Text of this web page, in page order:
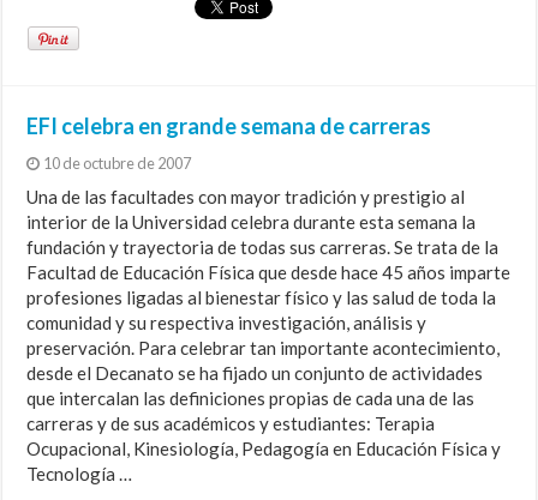
EFI celebra en grande semana de carreras
10 de octubre de 2007
Una de las facultades con mayor tradición y prestigio al
interior de la Universidad celebra durante esta semana la
fundación y trayectoria de todas sus carreras. Se trata de la
Facultad de Educación Física que desde hace 45 años imparte
profesiones ligadas al bienestar físico y las salud de toda la
comunidad y su respectiva investigación, análisis y
preservación. Para celebrar tan importante acontecimiento,
desde el Decanato se ha fijado un conjunto de actividades
que intercalan las definiciones propias de cada una de las
carreras y de sus académicos y estudiantes: Terapia
Ocupacional, Kinesiología, Pedagogía en Educación Física y
Tecnología …